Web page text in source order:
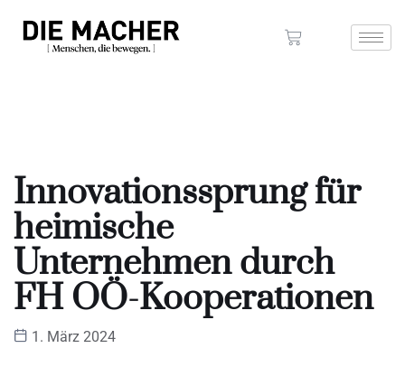
Innovationssprung für
heimische
Unternehmen durch
FH OÖ-Kooperationen
1. März 2024